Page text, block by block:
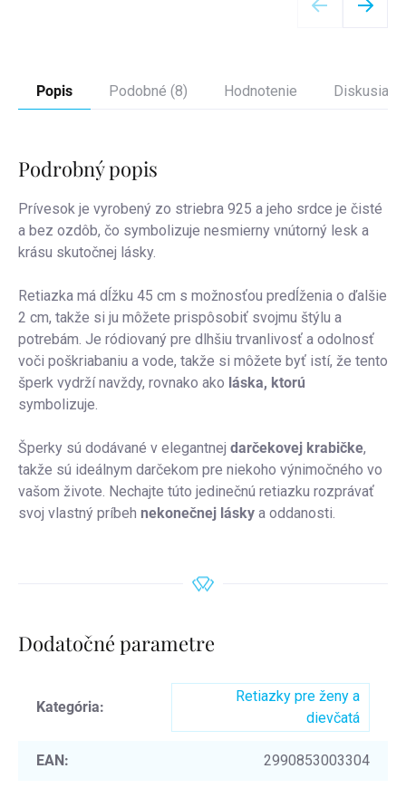
Popis Podobné (8) Hodnotenie Diskusia
Podrobný popis
Prívesok je vyrobený zo striebra 925 a jeho srdce je čisté
a bez ozdôb, čo symbolizuje nesmierny vnútorný lesk a
krásu skutočnej lásky.
Retiazka má dĺžku 45 cm s možnosťou predĺženia o ďalšie
2 cm, takže si ju môžete prispôsobiť svojmu štýlu a
potrebám. Je ródiovaný pre dlhšiu trvanlivosť a odolnosť
voči poškriabaniu a vode, takže si môžete byť istí, že tento
šperk vydrží navždy, rovnako ako láska, ktorú
symbolizuje.
Šperky sú dodávané v elegantnej darčekovej krabičke,
takže sú ideálnym darčekom pre niekoho výnimočného vo
vašom živote. Nechajte túto jedinečnú retiazku rozprávať
svoj vlastný príbeh nekonečnej lásky a oddanosti.
Dodatočné parametre
Kategória:
Retiazky pre ženy a
dievčatá
EAN: 2990853003304